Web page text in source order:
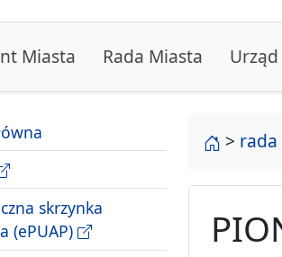
Miasta Rada Miasta
skrzynka
(ePUAP)
strona
>